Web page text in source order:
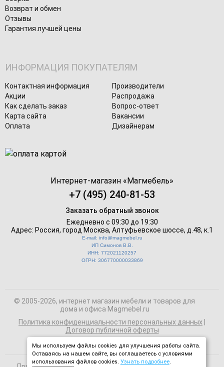
Возврат и обмен
Отзывы
Гарантия лучшей цены
ИНФОРМАЦИЯ ПОКУПАТЕЛЯМ
Контактная информация
Производители
Акции
Распродажа
Как сделать заказ
Вопрос-ответ
Карта сайта
Вакансии
Оплата
Дизайнерам
Интернет-магазин «Магмебель»
+7 (495) 240-81-53
Заказать обратный звонок
Ежедневно с 09:30 до 19:30
Адрес: Россия, город Москва, Алтуфьевское шоссе, д.48, к.1
E-mail: info@magmebel.ru
ИП Симонов В.В.
ИНН: 772021120257
ОГРН: 306770000033869
© 2005-2026, интернет магазин мебели и товаров для
дома и офиса Magmebel.ru
Политика конфиденциальности персональных данных
Договор публичной оферты
Мы используем файлы cookies для улучшения работы сайта.
Оставаясь на нашем сайте, вы соглашаетесь с условиями
использования файлов cookies. Узнать подробнее.